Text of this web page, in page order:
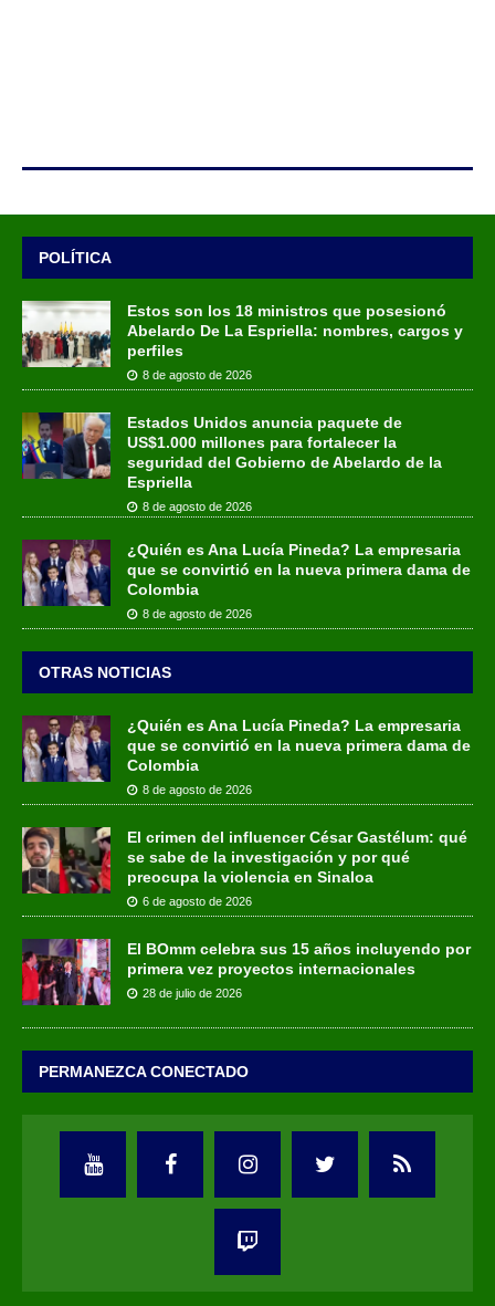
POLÍTICA
Estos son los 18 ministros que posesionó
Abelardo De La Espriella: nombres, cargos y
perfiles
8 de agosto de 2026
Estados Unidos anuncia paquete de
US$1.000 millones para fortalecer la
seguridad del Gobierno de Abelardo de la
Espriella
8 de agosto de 2026
¿Quién es Ana Lucía Pineda? La empresaria
que se convirtió en la nueva primera dama de
Colombia
8 de agosto de 2026
OTRAS NOTICIAS
¿Quién es Ana Lucía Pineda? La empresaria
que se convirtió en la nueva primera dama de
Colombia
8 de agosto de 2026
El crimen del influencer César Gastélum: qué
se sabe de la investigación y por qué
preocupa la violencia en Sinaloa
6 de agosto de 2026
El BOmm celebra sus 15 años incluyendo por
primera vez proyectos internacionales
28 de julio de 2026
PERMANEZCA CONECTADO